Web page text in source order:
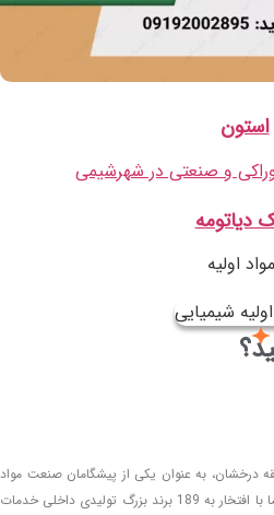
استون
دیاتومه
با بیش از 10 سال سابقه درخشان، به عنوان یکی از پیشگامان صنعت مواد
اولیه شیمیایی در ایران شناخته می‌شود. ما با افتخار به 189 برند بزرگ تولیدی داخلی خدمات